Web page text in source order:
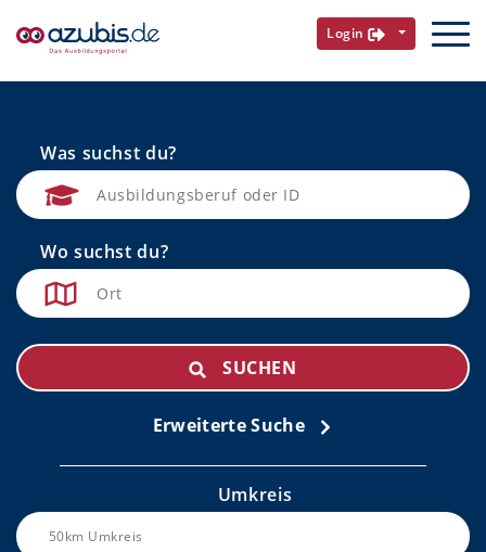
Login
Was suchst du?
Wo suchst du?
SUCHEN
Erweiterte Suche
Umkreis